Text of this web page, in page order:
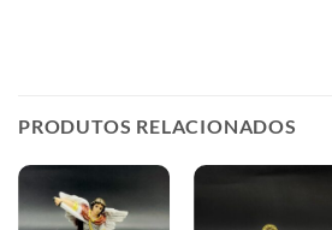
PRODUTOS RELACIONADOS